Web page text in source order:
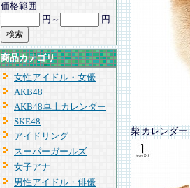
価格範囲
円～
円
商品カテゴリ
女性アイドル・女優
AKB48
AKB48卓上カレンダー
SKE48
アイドリング
スーパーガールズ
女子アナ
男性アイドル・俳優
柴 カレンダー